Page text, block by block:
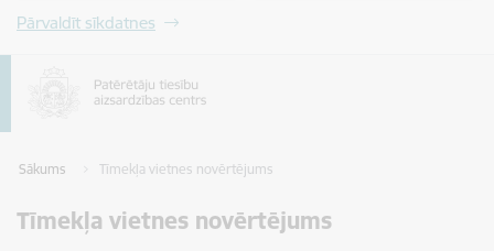
Pārvaldīt sīkdatnes
Sākums Tīmekļa vietnes novērtējums
Tīmekļa vietnes novērtējums